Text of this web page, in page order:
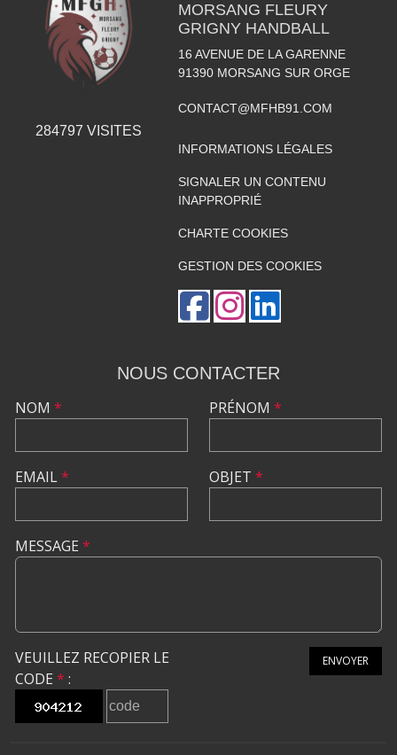
284797 VISITES
MORSANG FLEURY
GRIGNY HANDBALL
16 AVENUE DE LA GARENNE
91390 MORSANG SUR ORGE
CONTACT@MFHB91.COM
INFORMATIONS LÉGALES
SIGNALER UN CONTENU
INAPPROPRIÉ
CHARTE COOKIES
GESTION DES COOKIES
NOUS CONTACTER
NOM *
EMAIL*
PRÉNOM *
OBJET *
MESSAGE *
VEUILLEZ RECOPIER LE
CODE * :
ENVOYER